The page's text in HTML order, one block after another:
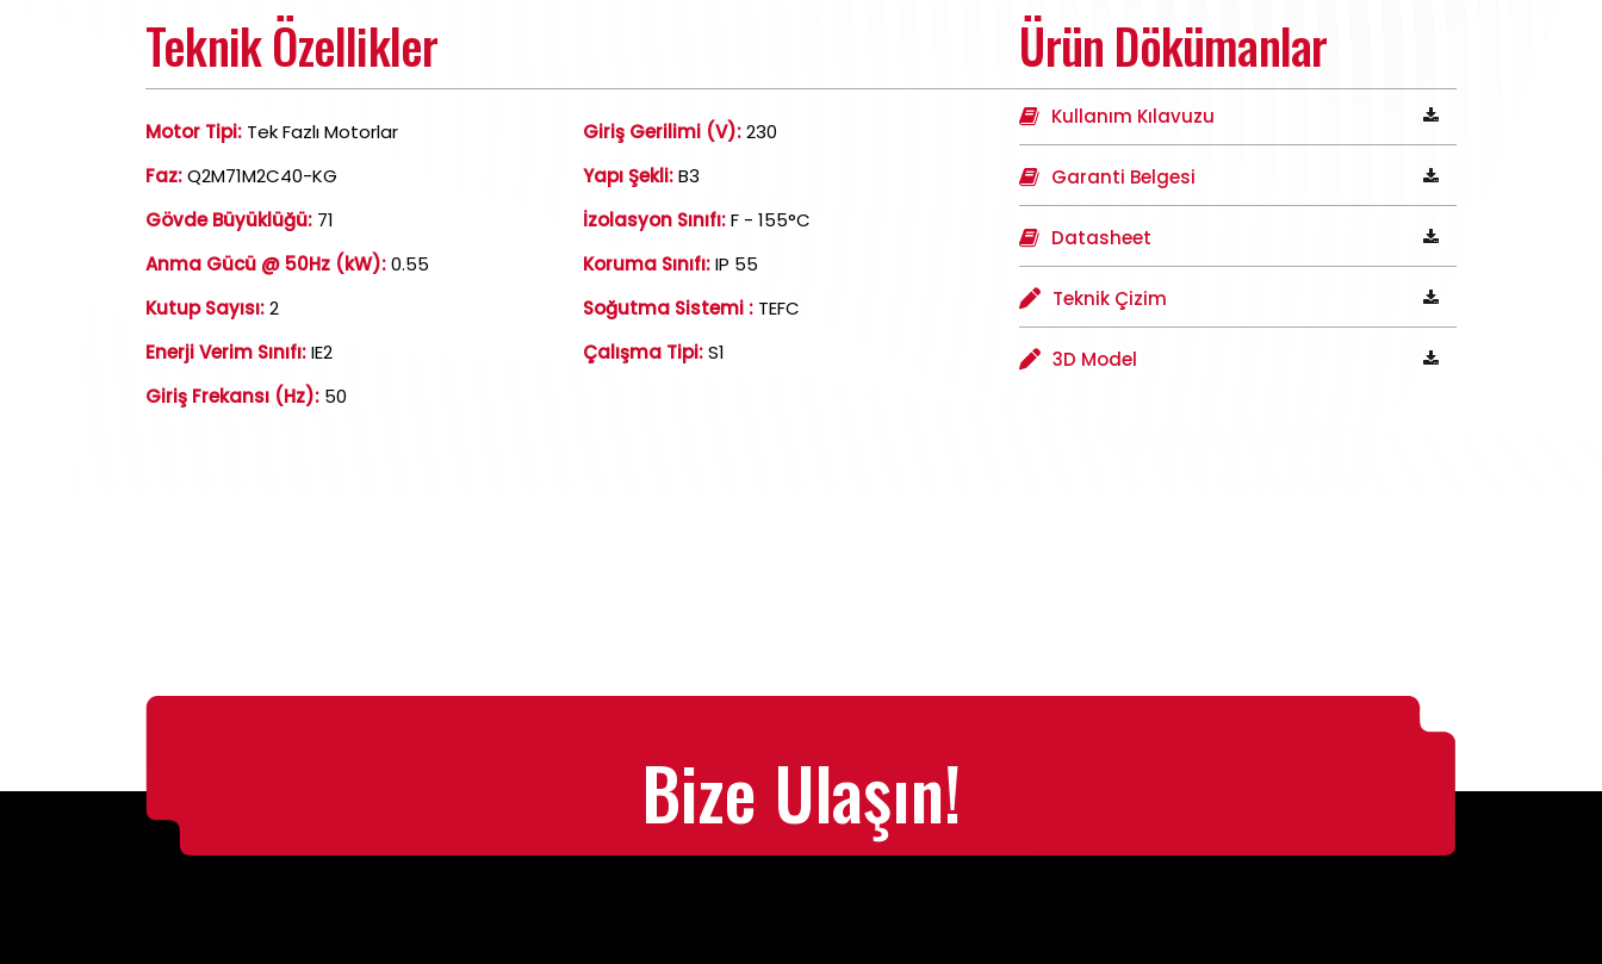
Teknik Özellikler
Motor Tipi: Tek Fazlı Motorlar
Faz:Q2M71M2C40-KG
Gövde Büyüklüğü: 71
Anma Gücü @ 50Hz (kW):0.55
Kutup Sayısı:2
Enerji Verim Sınıfı:IE2
Giriş Frekansı (Hz): 50
Giriş Gerilimi (V):230
Yapı Şekli:B3
İzolasyon Sınıfı:F - 155°C
Koruma Sınıfı:IP 55
Soğutma Sistemi :TEFC
Çalışma Tipi:S1
Ürün Dökümanlar
Kullanım Kılavuzu
Garanti Belgesi
Datasheet
Teknik Çizim
3D Model
Bize Ulaşın!